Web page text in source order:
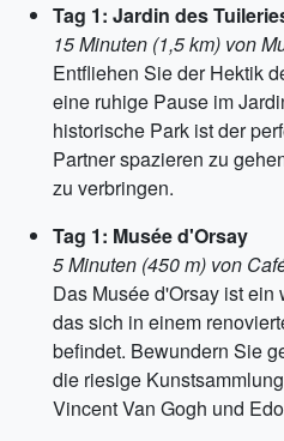
Tag 1: Jardin des
15 Minuten (1,5 km) von
Entfliehen Sie der Hektik
eine ruhige Pause im
historische Park ist der
Partner spazieren zu
zu verbringen.
Tag 1: Musée d'Orsay
5 Minuten (450 m) von
Das Musée d'Orsay ist
das sich in einem
befindet. Bewundern Sie
die riesige
Vincent Van Gogh und